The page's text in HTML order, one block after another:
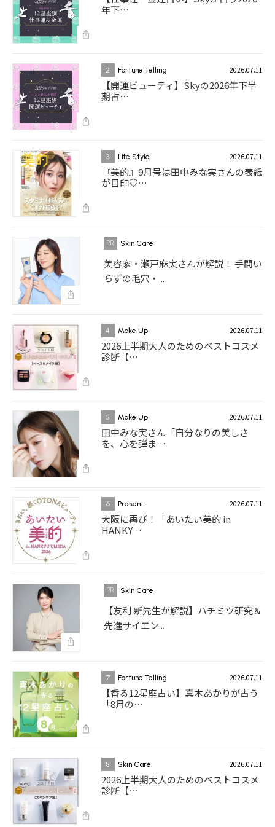
年下…
2 Fortune Telling 2026.07.11
【開運ビューティ】Skyの2026年下半
期占…
3 Life Style 2026.07.11
『美的』9月号は田中みな実さんの表紙
が目印♡…
Skin Care
美容家・瀬戸麻実さんが解説！ 手間い
らずの毛穴・...
4 Make Up 2026.07.11
2026上半期大人のためのベストコスメ
診断【…
5 Make Up 2026.07.11
田中みな実さん「自分なりの美しさ
を、心を弾ま…
6 Present 2026.07.11
大阪に再び！「あいたい美的 in
HANKY…
Skin Care
【友利 新先生が解説】ハチミツ研究＆
先進サイエン...
7 Fortune Telling 2026.07.11
【香る12星座占い】真木あかりが占う
「8月の…
8 Skin Care 2026.07.11
2026上半期大人のためのベストコスメ
診断【…